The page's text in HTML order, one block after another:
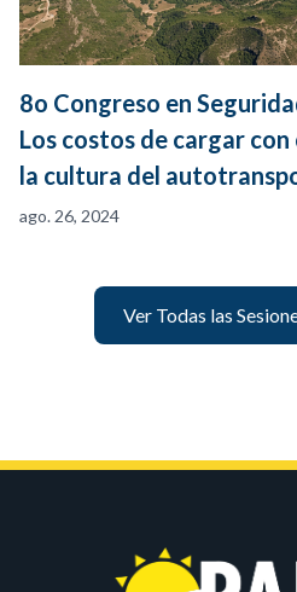
8o Congreso en
Los costos de cargar
la cultura del
ago. 26, 2024
Ver Todas las